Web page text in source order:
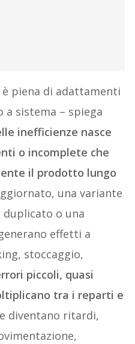
piena di adattamenti
a sistema – spiega
inefficienze nasce
o incomplete che
il prodotto lungo
una variante
duplicato o una
effetti a
stoccaggio,
piccoli, quasi
tra i reparti e
diventano ritardi,